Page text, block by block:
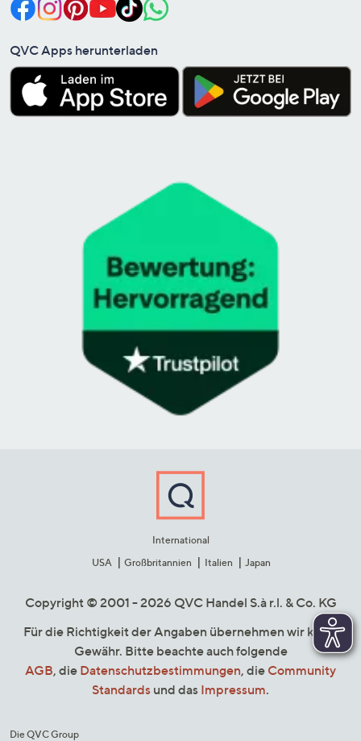
QVC Apps herunterladen
International
USA
Großbritannien Italien Japan
Copyright © 2001 - 2026 QVC Handel S.à r.l. & Co. KG
Für die Richtigkeit der Angaben übernehmen wir keine
Gewähr. Bitte beachte auch folgende
AGB, die Datenschutzbestimmungen, die Community
Standards und das Impressum.
Die QVC Group